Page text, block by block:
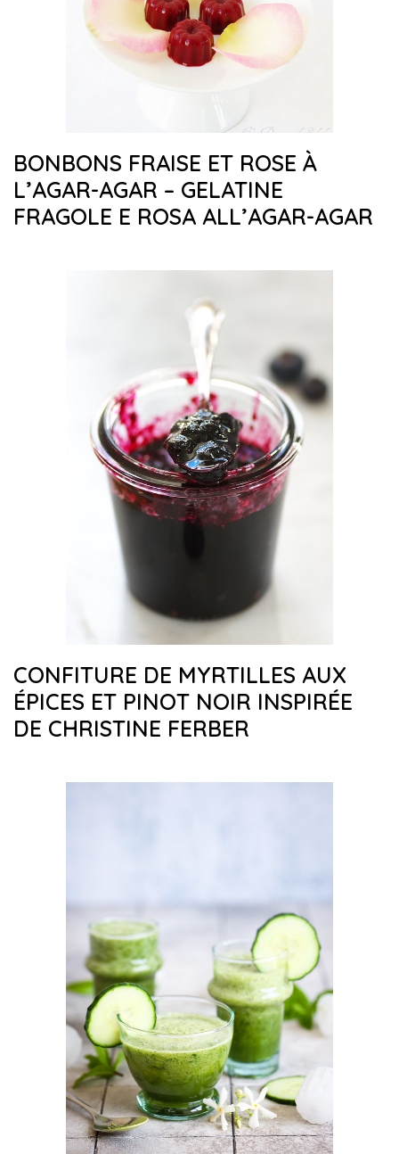
BONBONS FRAISE ET ROSE À
L’AGAR-AGAR – GELATINE
FRAGOLE E ROSA ALL’AGAR-AGAR
CONFITURE DE MYRTILLES AUX
ÉPICES ET PINOT NOIR INSPIRÉE
DE CHRISTINE FERBER